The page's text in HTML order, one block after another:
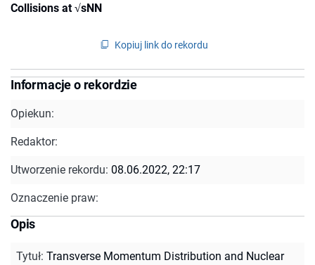
Collisions at √sNN
Kopiuj link do rekordu
Informacje o rekordzie
Opiekun:
Redaktor:
Utworzenie rekordu: 08.06.2022, 22:17
Oznaczenie praw:
Opis
Tytuł: Transverse Momentum Distribution and Nuclear